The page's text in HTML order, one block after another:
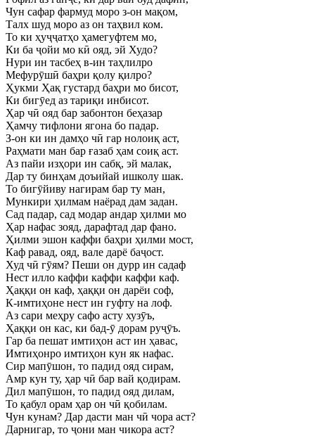
Чун сафар фармуд моро з-он мақом,
Талх шуд моро аз он таҳвил ком.
То ки ҳуҷҷатҳо ҳамегуфтем мо,
Ки ба ҷойи мо кӣ ояд, эй Худо?
Нури ин тасбеҳ в-ин таҳлилро
Мефурӯшӣ баҳри қолу қилро?
Ҳукми Ҳақ густард баҳри мо бисот,
Ки бигӯед аз тариқи инбисот.
Ҳар чӣ ояд бар забонтон беҳазар
Ҳамчу тифлони ягона бо падар.
З-он ки ин дамҳо чӣ гар нолоиқ аст,
Раҳмати ман бар ғазаб ҳам соиқ аст.
Аз пайи изҳори ин сабқ, эй малак,
Дар ту бинҳам доъийай ишколу шак.
То бигӯйиву нагирам бар ту ман,
Мункири ҳилмам наёрад дам задан.
Сад падар, сад модар андар ҳилми мо
Ҳар нафас зояд, дарафтад дар фано.
Ҳилми эшон каффи баҳри ҳилми мост,
Каф равад, ояд, вале дарё баҷост.
Худ чӣ гӯям? Пеши он дурр ин садаф
Нест илло каффи каффи каффи каф.
Ҳаққи он каф, ҳаққи он дарёи соф,
К-имтиҳоне нест ин гуфту на лоф.
Аз сари меҳру сафо асту хузӯъ,
Ҳаққи он кас, ки бад-ӯ дорам руҷӯъ.
Гар ба пешат имтиҳон аст ин ҳавас,
Имтиҳонро имтиҳон кун як нафас.
Сир мапӯшон, то падид ояд сирам,
Амр кун ту, ҳар чӣ бар вай қодирам.
Дил мапӯшон, то падид ояд дилам,
То қабул орам ҳар он чӣ қобилам.
Чун кунам? Дар дасти ман чӣ чора аст?
Дарнигар, то ҷони ман чикора аст?